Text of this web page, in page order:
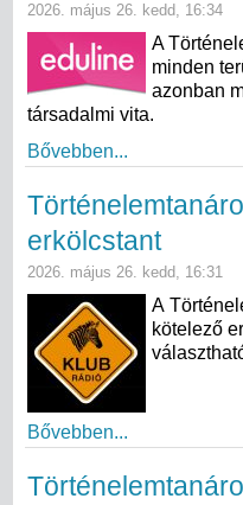
2026. május 26. kedd, 16:34
A
minden
azonban
társadalmi vita.
Bővebben...
erkölcstant
2026. május 26. kedd, 16:31
A
kötelező
Bővebben...